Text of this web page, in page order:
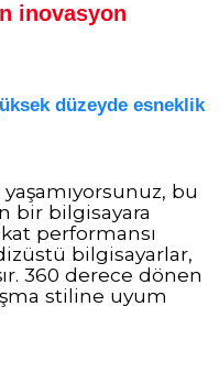
düzeyde esneklik
yaşamıyorsunuz, bu
bir bilgisayara
performansı
bilgisayarlar,
360 derece dönen
stiline uyum